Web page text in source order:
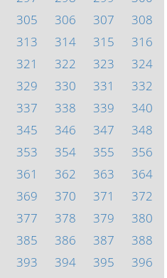
305 306 307
308
313 314 315
316
321 322 323
324
329 330 331
332
337 338 339
340
345 346 347
348
353 354 355
356
361 362 363
364
369 370 371
372
377 378 379
380
385 386 387
388
393 394 395
396